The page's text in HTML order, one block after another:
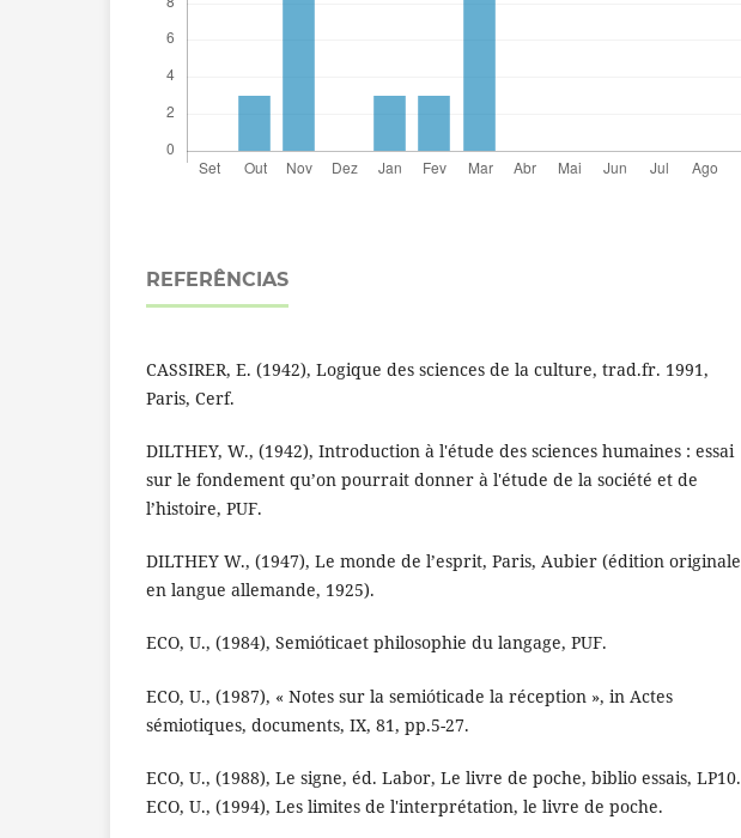
REFERÊNCIAS
CASSIRER, E. (1942), Logique des sciences de la culture, trad.fr. 1991,
Paris, Cerf.
DILTHEY, W., (1942), Introduction à l'étude des sciences humaines : essai
sur le fondement qu’on pourrait donner à l'étude de la société et de
l’histoire, PUF.
DILTHEY W., (1947), Le monde de l’esprit, Paris, Aubier (édition originale
en langue allemande, 1925).
ECO, U., (1984), Semióticaet philosophie du langage, PUF.
ECO, U., (1987), « Notes sur la semióticade la réception », in Actes
sémiotiques, documents, IX, 81, pp.5-27.
ECO, U., (1988), Le signe, éd. Labor, Le livre de poche, biblio essais, LP10.
ECO, U., (1994), Les limites de l'interprétation, le livre de poche.